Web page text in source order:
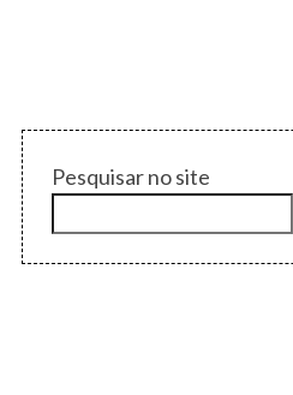
Pesquisar no site